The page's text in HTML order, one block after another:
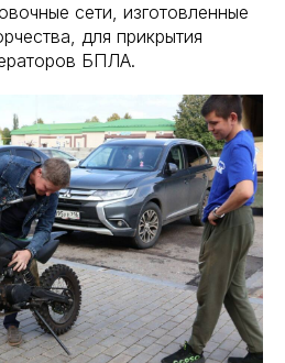
сети, изготовленные
для прикрытия
БПЛА.